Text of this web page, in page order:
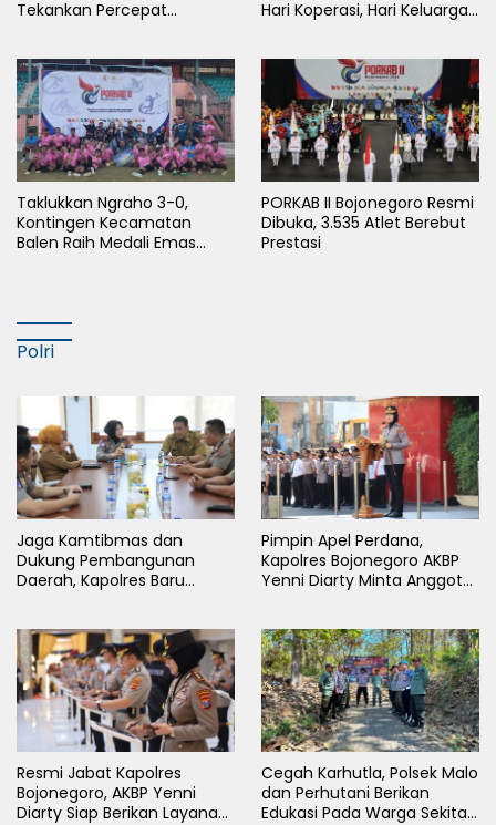
Tekankan Percepat
Hari Koperasi, Hari Keluarga
Taklukkan Ngraho 3-0,
Kontingen Kecamatan
Balen Raih Medali Emas
PORKAB II Bojonegoro Resmi
Dibuka, 3.535 Atlet Berebut
Prestasi
Polri
Jaga Kamtibmas dan
Dukung Pembangunan
Daerah, Kapolres Baru
Pimpin Apel Perdana,
Kapolres Bojonegoro AKBP
Yenni Diarty Minta Anggota
Resmi Jabat Kapolres
Bojonegoro, AKBP Yenni
Diarty Siap Berikan Layanan
Cegah Karhutla, Polsek Malo
dan Perhutani Berikan
Edukasi Pada Warga Sekitar